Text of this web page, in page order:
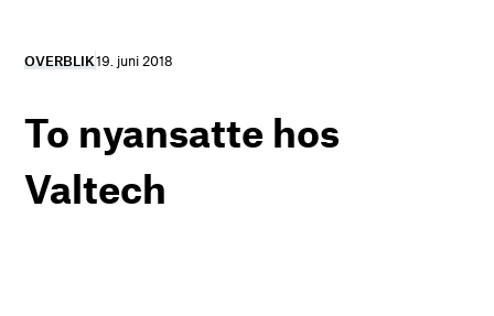
OVERBLIK19. juni 2018
To nyansatte hos
Valtech